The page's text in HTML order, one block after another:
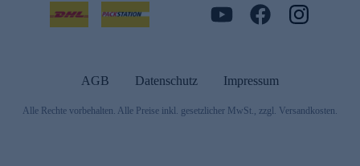
AGB Datenschutz Impressum
Alle Rechte vorbehalten. Alle Preise inkl. gesetzlicher MwSt., zzgl. Versandkosten.